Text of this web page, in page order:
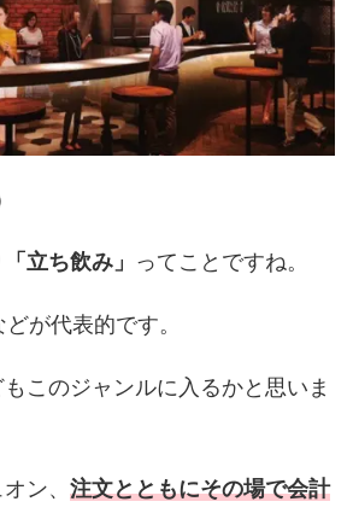
「立ち飲み」 ってことですね。
が代表的です。
このジャンルに入るかと思いま
ン、 注文とともにその場で会計